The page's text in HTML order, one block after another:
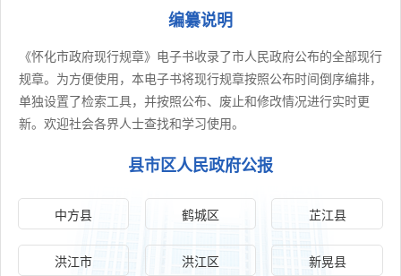
编纂说明
《怀化市政府现行规章》电子书收录了市人民政府公布的全部现行
规章。为方便使用，本电子书将现行规章按照公布时间倒序编排，
单独设置了检索工具，并按照公布、废止和修改情况进行实时更
新。欢迎社会各界人士查找和学习使用。